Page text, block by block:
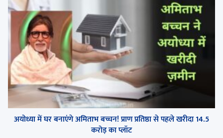
अयोध्या में घर बनाएंगे अमिताभ बच्चन! प्राण प्रतिष्ठा से पहले खरीदा 14.5
करोड़ का प्लॉट